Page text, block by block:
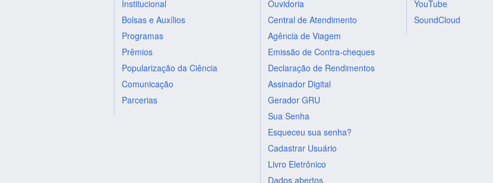
Institucional
Bolsas e Auxílios
Programas
Prêmios
Popularização da Ciência
Comunicação
Parcerias
Ouvidoria
Central de Atendimento
Agência de Viagem
Emissão de Contra-cheques
Declaração de Rendimentos
Assinador Digital
Gerador GRU
Sua Senha
Esqueceu sua senha?
Cadastrar Usuário
Livro Eletrônico
Dados abertos
YouTube
SoundCloud